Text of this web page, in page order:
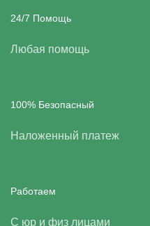
24/7 Помощь
Любая помощь
100% Безопасный
Наложенный платеж
Работаем
С юр и физ лицами